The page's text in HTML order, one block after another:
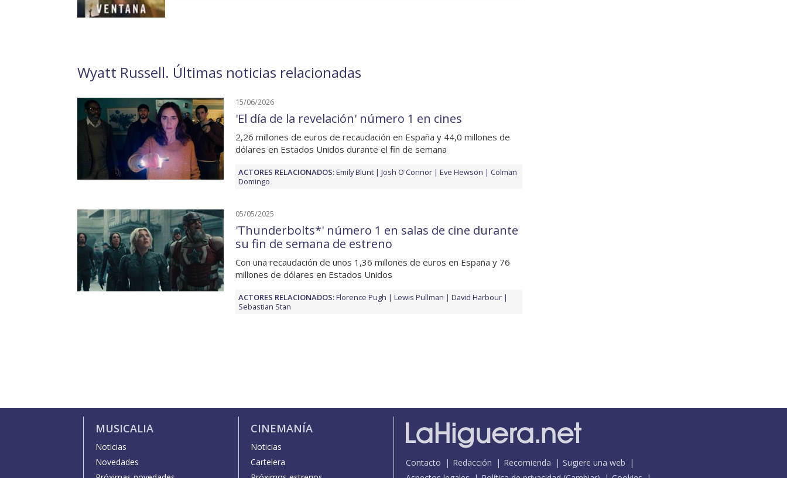
Wyatt Russell. Últimas noticias relacionadas
15/06/2026
'El día de la revelación' número 1 en cines
2,26 millones de euros de recaudación en España y 44,0 millones de
dólares en Estados Unidos durante el fin de semana
ACTORES RELACIONADOS:Emily Blunt Josh O'Connor Eve Hewson
Colman
Domingo
05/05/2025
'Thunderbolts*' número 1 en salas de cine durante
su fin de semana de estreno
Con una recaudación de unos 1,36 millones de euros en España y 76
millones de dólares en Estados Unidos
ACTORES RELACIONADOS:Florence Pugh Lewis Pullman
David Harbour
Sebastian Stan
MUSICALIA
Noticias
Novedades
CINEMANÍA
Noticias
Cartelera
Contacto Redacción Recomienda
Sugiere una web